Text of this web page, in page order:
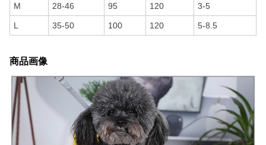
M 28-46 95 120 3-5
L 35-50 100 120 5-8.5
商品画像